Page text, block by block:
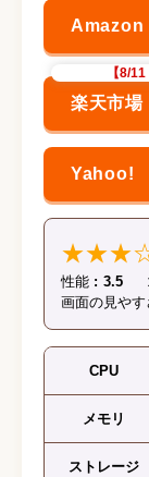
【8/
性能 3.5
画面の見やす
CPU
メモリ
ストレージ